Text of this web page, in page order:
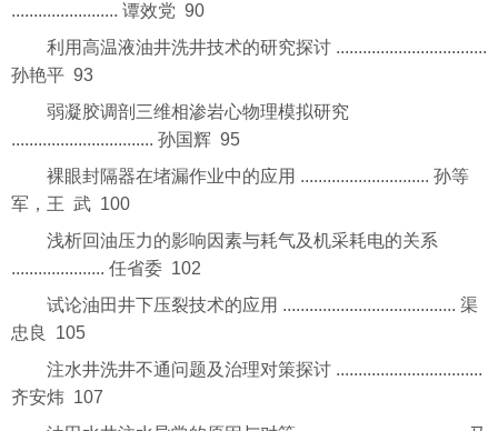
........................ 谭效党 90
利用高温液油井洗井技术的研究探讨 ..................................
孙艳平 93
弱凝胶调剖三维相渗岩心物理模拟研究
................................ 孙国辉 95
裸眼封隔器在堵漏作业中的应用 ............................. 孙等
军，王 武 100
浅析回油压力的影响因素与耗气及机采耗电的关系
..................... 任省委 102
试论油田井下压裂技术的应用 ....................................... 渠
忠良 105
注水井洗井不通问题及治理对策探讨 .................................
齐安炜 107